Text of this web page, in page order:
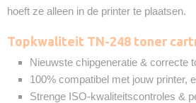
hoeft ze alleen in de printer te plaatsen.
Topkwaliteit TN-248 toner
Nieuwste chipgeneratie & correcte
100% compatibel met jouw printer,
Strenge ISO-kwaliteitscontroles &